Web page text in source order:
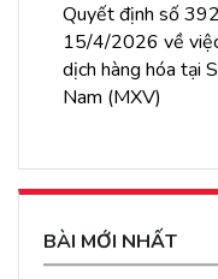
Quyết định số
15/4/2026 về
dịch hàng hóa tại
Nam (MXV)
BÀI MỚI NHẤT